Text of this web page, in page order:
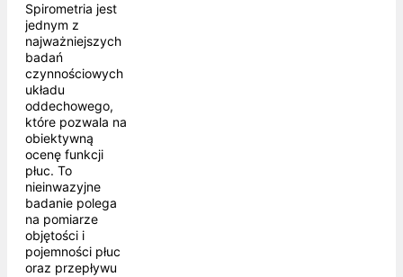
Spirometria jest
jednym z
najważniejszych
badań
czynnościowych
układu
oddechowego,
które pozwala na
obiektywną
ocenę funkcji
płuc. To
nieinwazyjne
badanie polega
na pomiarze
objętości i
pojemności płuc
oraz przepływu